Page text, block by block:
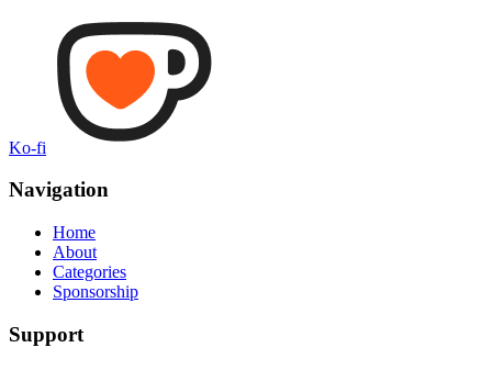
Ko-fi
Navigation
Home
About
Categories
Sponsorship
Support